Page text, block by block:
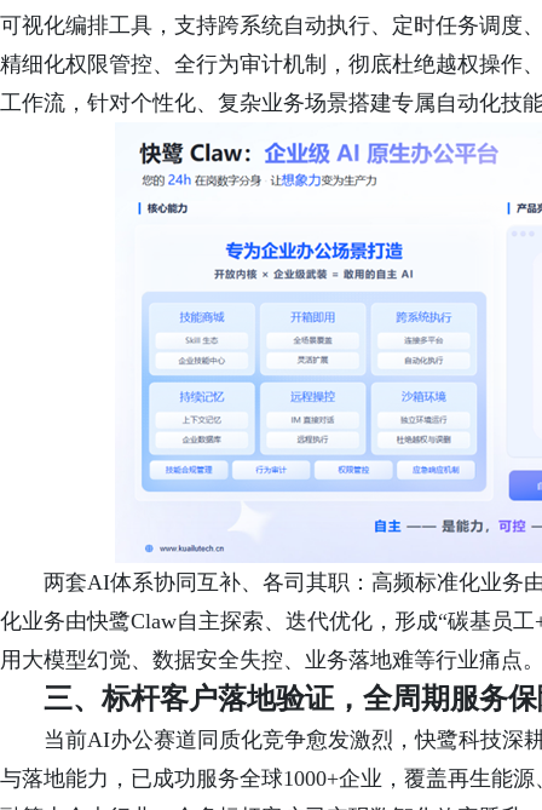
可视化编排工具，支持跨系统自动执行、定时任务调度
精细化权限管控、全行为审计机制，彻底杜绝越权操作
工作流，针对个性化、复杂业务场景搭建专属自动化技
两套AI体系协同互补、各司其职：高频标准化业务
化业务由快鹭Claw自主探索、迭代优化，形成“碳基员
用大模型幻觉、数据安全失控、业务落地难等行业痛点
三、标杆客户落地验证，全周期服务
当前AI办公赛道同质化竞争愈发激烈，快鹭科技深
与落地能力，已成功服务全球1000+企业，覆盖再生能